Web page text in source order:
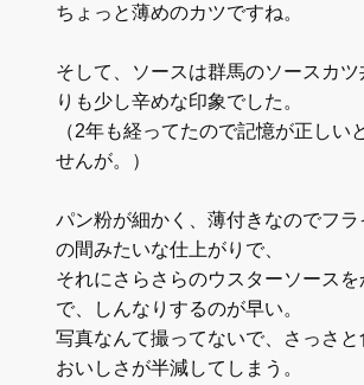
ちょっと薄めのカツですね。
そして、ソースは群馬のソースカツ
りも少し辛めな印象でした。
（2年も経ってたので記憶が正しい
せんが。）
パン粉が細かく、薄付きなのでフ
の間みたいな仕上がりで、
それにさらさらのウスターソース
で、しんなりするのが早い。
写真なんて撮ってないで、さっさと
おいしさが半減してしまう。